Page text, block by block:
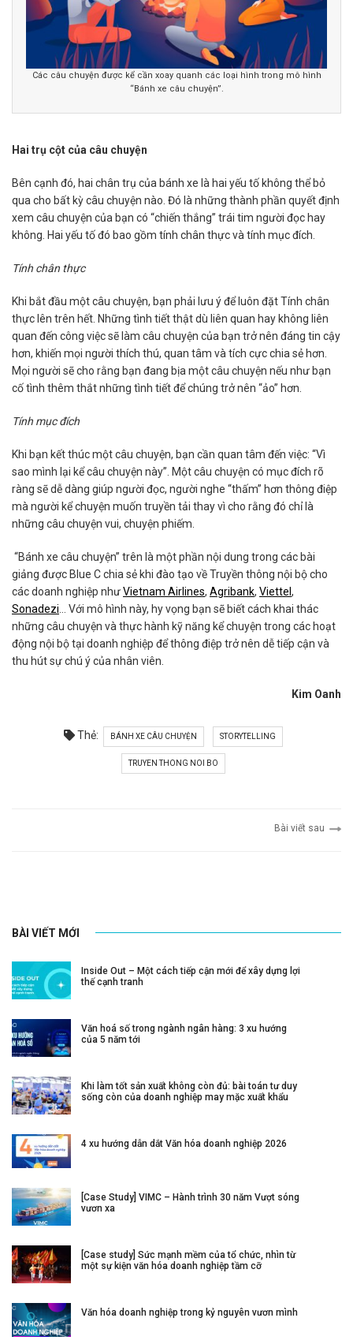
Các câu chuyện được kể cần xoay quanh các loại hình trong mô hình
“Bánh xe câu chuyện”.
Hai trụ cột của câu chuyện
Bên cạnh đó, hai chân trụ của bánh xe là hai yếu tố không thể bỏ
qua cho bất kỳ câu chuyện nào. Đó là những thành phần quyết định
xem câu chuyện của bạn có “chiến thắng” trái tim người đọc hay
không. Hai yếu tố đó bao gồm tính chân thực và tính mục đích.
Tính chân thực
Khi bắt đầu một câu chuyện, bạn phải lưu ý để luôn đặt Tính chân
thực lên trên hết. Những tình tiết thật dù liên quan hay không liên
quan đến công việc sẽ làm câu chuyện của bạn trở nên đáng tin cậy
hơn, khiến mọi người thích thú, quan tâm và tích cực chia sẻ hơn.
Mọi người sẽ cho rằng bạn đang bịa một câu chuyện nếu như bạn
cố tình thêm thắt những tình tiết để chúng trở nên “ảo” hơn.
Tính mục đích
Khi bạn kết thúc một câu chuyện, bạn cần quan tâm đến việc: “Vì
sao mình lại kể câu chuyện này”. Một câu chuyện có mục đích rõ
ràng sẽ dễ dàng giúp người đọc, người nghe “thấm” hơn thông điệp
mà người kể chuyện muốn truyền tải thay vì cho rằng đó chỉ là
những câu chuyện vui, chuyện phiếm.
“Bánh xe câu chuyện” trên là một phần nội dung trong các bài
giảng được Blue C chia sẻ khi đào tạo về Truyền thông nội bộ cho
các doanh nghiệp nhưVietnam Airlines, Agribank, Viettel ,
Sonadezi… Với mô hình này, hy vọng bạn sẽ biết cách khai thác
những câu chuyện và thực hành kỹ năng kể chuyện trong các hoạt
động nội bộ tại doanh nghiệp để thông điệp trở nên dễ tiếp cận và
thu hút sự chú ý của nhân viên.
Kim Oanh
Thẻ: BÁNH XE CÂU CHUYỆN STORYTELLING
TRUYEN THONG NOI BO
Bài viết sau
BÀI VIẾT MỚI
Inside Out – Một cách tiếp cận mới để xây dựng lợi
thế cạnh tranh
Văn hoá số trong ngành ngân hàng: 3 xu hướng
của 5 năm tới
Khi làm tốt sản xuất không còn đủ: bài toán tư duy
sống còn của doanh nghiệp may mặc xuất khẩu
4 xu hướng dẫn dắt Văn hóa doanh nghiệp 2026
[Case Study] VIMC – Hành trình 30 năm Vượt sóng
vươn xa
[Case study] Sức mạnh mềm của tổ chức, nhìn từ
một sự kiện văn hóa doanh nghiệp tầm cỡ
Văn hóa doanh nghiệp trong kỷ nguyên vươn mình